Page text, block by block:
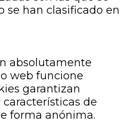
se han clasificado en
absolutamente
web funcione
garantizan
de
forma anónima.